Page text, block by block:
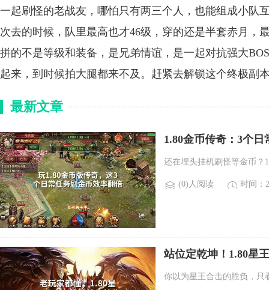
一起刷怪的老战友，哪怕只有两三个人，也能组成小
次去的时候，队里最高也才46级，穿的还是半套赤月，
拼的不是等级和装备，是兄弟情谊，是一起对抗强大
起来，到时候拍大腿都来不及。赶紧去解锁这个终极副
最新文章
1.80金币传奇：3个
还在埋头挂机刷怪等金币？
(0)人阅读 时间：
站位定乾坤！1.80星
你以为星王合击的胜负，只